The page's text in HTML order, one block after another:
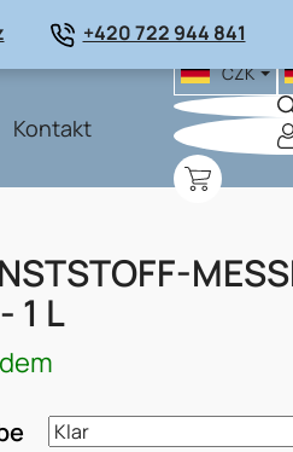
+420 722 944 841
Kontakt
CZK
1 L